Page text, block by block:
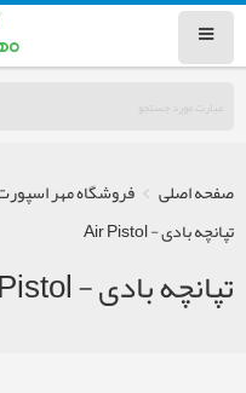
صفحه اصلی فروشگاه مهر
تپانچه بادی - Air Pistol
تپانچه بادی - Air Pistol